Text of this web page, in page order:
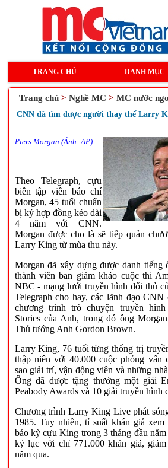
TRANG CHỦ DANH MỤC
Trang chủ > Nghề MC > MC nước
CNN đã tìm được người thay thế Larry
Piers Morgan (Ảnh: AP)
Theo Telegraph, cựu
biên tập viên báo chí
Morgan, 45 tuổi chuẩn
bị ký hợp đồng kéo dài
4 năm với CNN.
Morgan được cho là sẽ tiếp quản
Larry King từ mùa thu này.
Morgan đã xây dựng được danh
thành viên ban giám khảo cuộc thi
NBC - mạng lưới truyền hình đối thủ
Telegraph cho hay, các lãnh đạo
chương trình trò chuyện truyền hình
Stories của Anh, trong đó ông
Thủ tướng Anh Gordon Brown.
Larry King, 76 tuổi từng thống trị
thập niên với 40.000 cuộc phỏng vấn
sao giải trí, vận động viên và những
Ông đã được tặng thưởng một giải
Peabody Awards và 10 giải truyền hình
Chương trình Larry King Live phát
1985. Tuy nhiên, tỉ suất khán giả
báo kỳ cựu King trong 3 tháng đầu
kỷ lục với chỉ 771.000 khán giả,
năm qua.